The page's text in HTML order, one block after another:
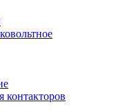
контакторов